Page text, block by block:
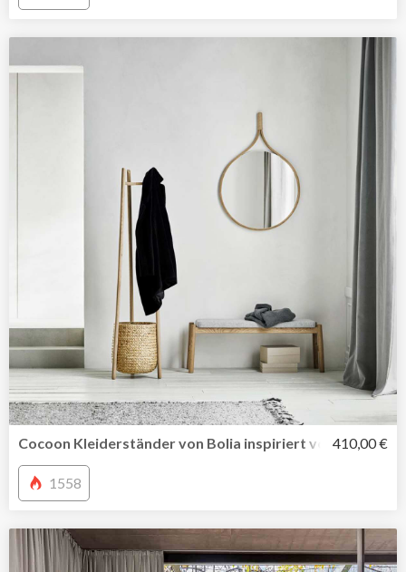
Cocoon Kleiderständer von Bolia inspiriert von410,00 €
1558